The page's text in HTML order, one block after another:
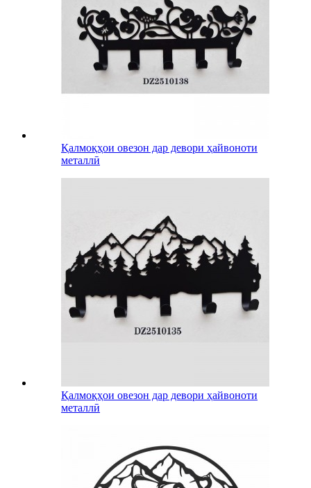
Қалмоқҳои овезон дар девори ҳайвоноти
металлӣ
Қалмоқҳои овезон дар девори ҳайвоноти
металлӣ